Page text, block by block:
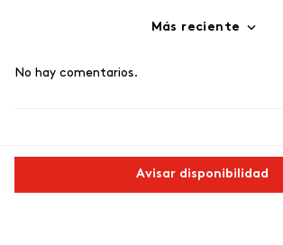
Avisar disponibilidad
Más reciente
No hay comentarios.